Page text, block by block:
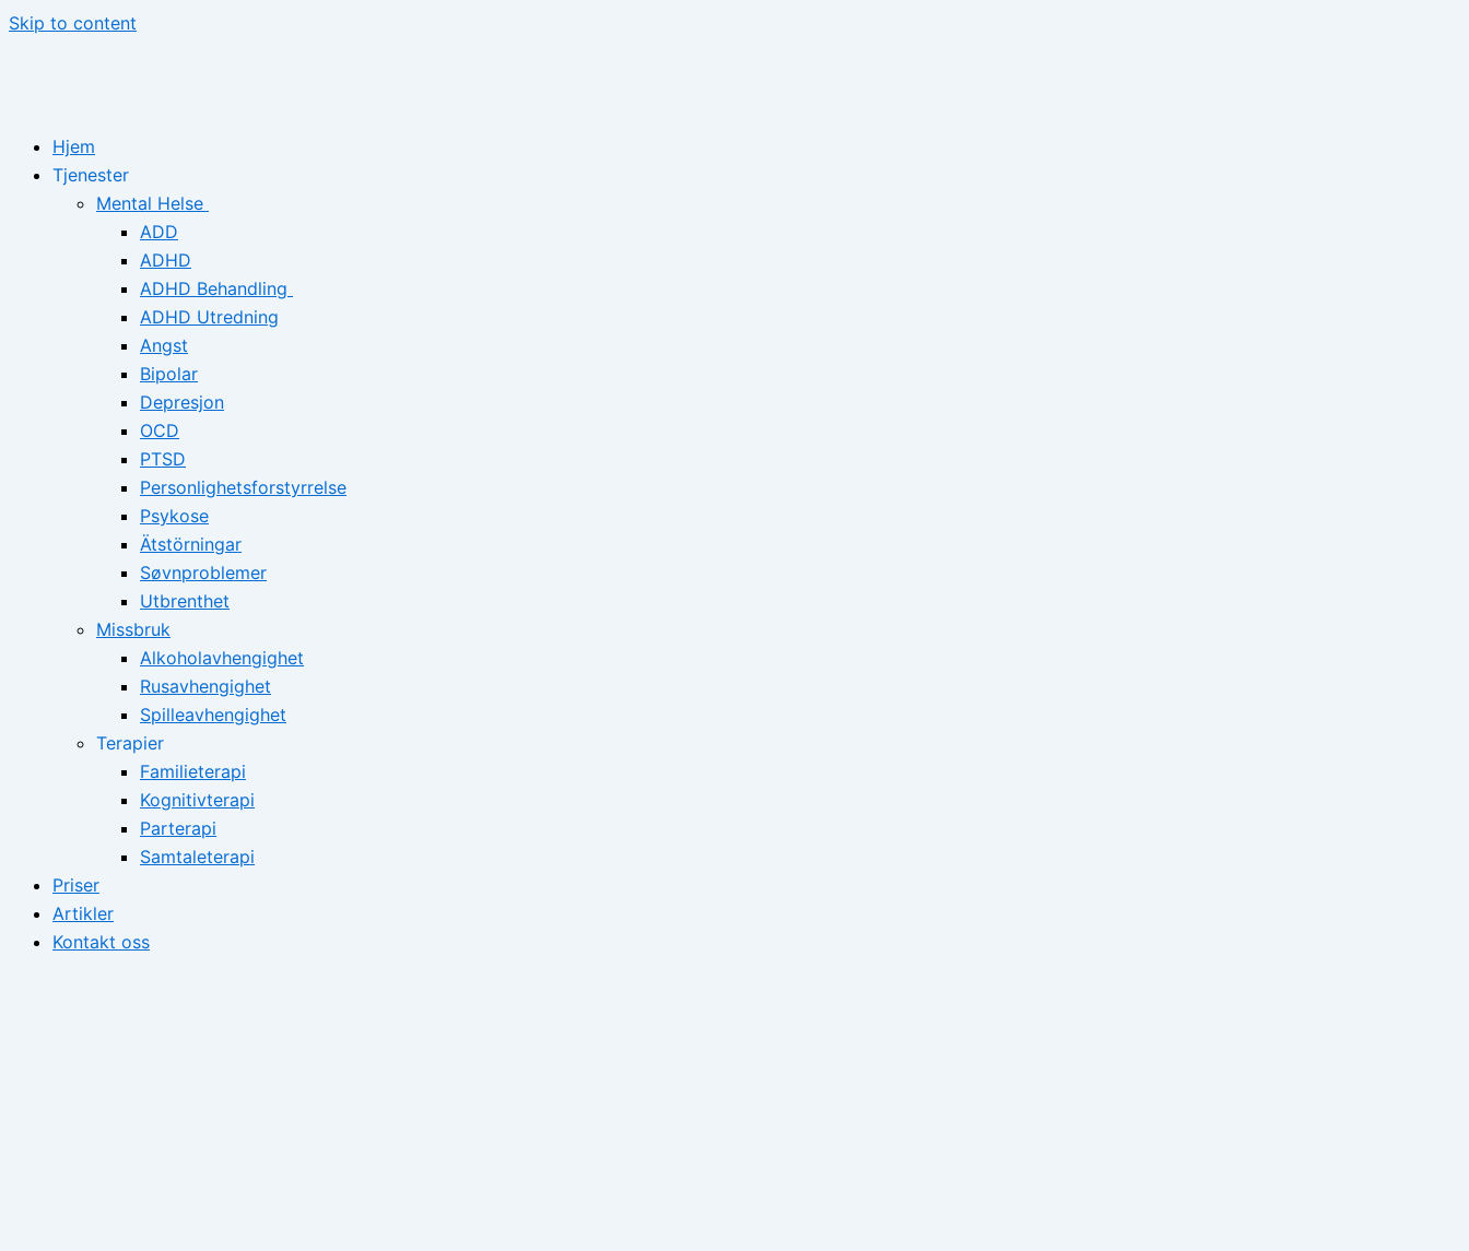
Skip to content
Hjem
Tjenester
Mental Helse
ADD
ADHD
ADHD Behandling
ADHD Utredning
Angst
Bipolar
Depresjon
OCD
PTSD
Personlighetsforstyrrelse
Psykose
Ätstörningar
Søvnproblemer
Utbrenthet
Missbruk
Alkoholavhengighet
Rusavhengighet
Spilleavhengighet
Terapier
Familieterapi
Kognitivterapi
Parterapi
Samtaleterapi
Priser
Artikler
Kontakt oss